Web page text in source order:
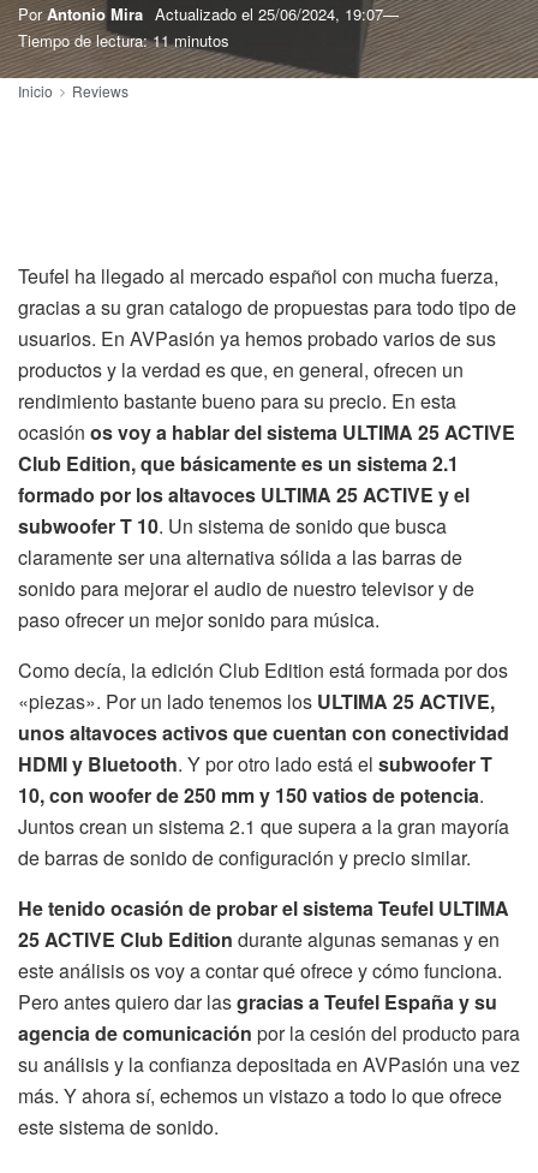
Por Antonio Mira Actualizado el 25/06/2024, 19:07
Tiempo de lectura: 11 minutos
Inicio Reviews
Teufel ha llegado al mercado español con mucha fuerza,
gracias a su gran catalogo de propuestas para todo tipo de
usuarios. En AVPasión ya hemos probado varios de sus
productos y la verdad es que, en general, ofrecen un
rendimiento bastante bueno para su precio. En esta
ocasión os voy a hablar del sistema ULTIMA 25 ACTIVE
Club Edition, que básicamente es un sistema 2.1
formado por los altavoces ULTIMA 25 ACTIVE y el
subwoofer T 10. Un sistema de sonido que busca
claramente ser una alternativa sólida a las barras de
sonido para mejorar el audio de nuestro televisor y de
paso ofrecer un mejor sonido para música.
Como decía, la edición Club Edition está formada por dos
«piezas». Por un lado tenemos los ULTIMA 25 ACTIVE,
unos altavoces activos que cuentan con conectividad
HDMI y Bluetooth. Y por otro lado está el subwoofer T
10, con woofer de 250 mm y 150 vatios de potencia.
Juntos crean un sistema 2.1 que supera a la gran mayoría
de barras de sonido de configuración y precio similar.
He tenido ocasión de probar el sistema Teufel ULTIMA
25 ACTIVE Club Edition durante algunas semanas y en
este análisis os voy a contar qué ofrece y cómo funciona.
Pero antes quiero dar lasgracias a Teufel España y su
agencia de comunicación por la cesión del producto para
su análisis y la confianza depositada en AVPasión una vez
más. Y ahora sí, echemos un vistazo a todo lo que ofrece
este sistema de sonido.